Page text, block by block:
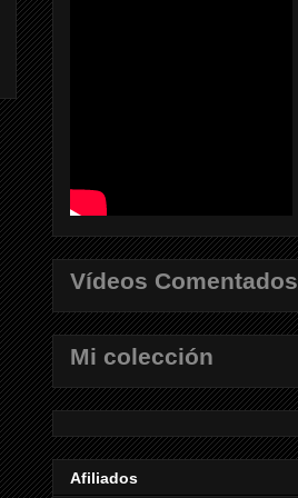
Vídeos Comentados
Mi colección
Afiliados